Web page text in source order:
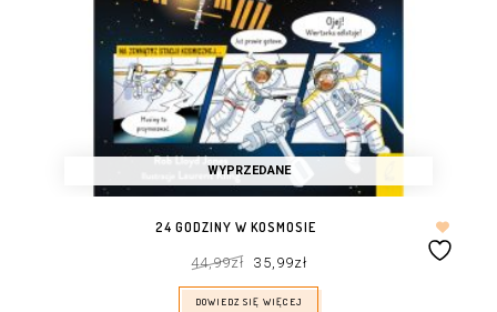
WYPRZEDANE
24 GODZINY W KOSMOSIE
44,99zł cena
wynosiła:
44,99zł.
35,99złcena
35,99zł.
DOWIEDZ SIĘ WIĘCEJ